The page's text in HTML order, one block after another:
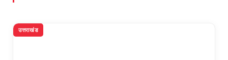
उत्तराखंड